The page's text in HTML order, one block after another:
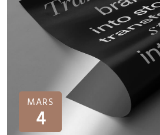
MARS
4